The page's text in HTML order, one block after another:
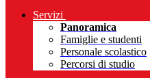
Servizi
Panoramica
Famiglie e studenti
Personale scolastico
Percorsi di studio